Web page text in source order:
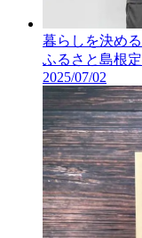
暮らしを決め
ふるさと島根
2025/07/02